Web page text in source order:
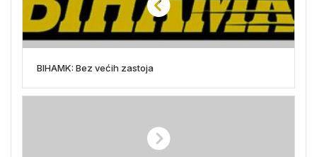
BIHAMK: Bez većih zastoja